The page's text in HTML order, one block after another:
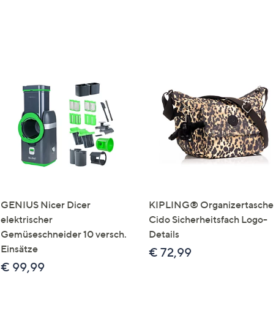
GENIUS Nicer Dicer
elektrischer
Gemüseschneider 10 versch.
Einsätze
€ 99,99
KIPLING® Organizertasche
Cido Sicherheitsfach Logo-
Details
€ 72,99